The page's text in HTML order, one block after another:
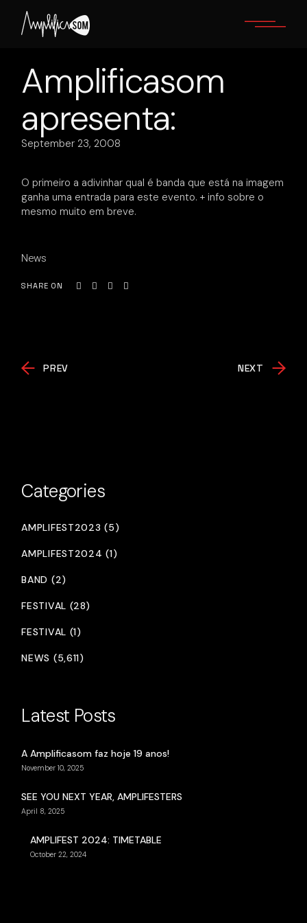
content
Amplificasom
apresenta:
September 23, 2008
O primeiro a adivinhar qual é banda que está na imagem
ganha uma entrada para este evento. + info sobre o
mesmo muito em breve.
News
SHARE ON
PREV NEXT
Categories
AMPLIFEST2023 (5)
AMPLIFEST2024 (1)
BAND (2)
FESTIVAL (28)
FESTIVAL (1)
NEWS (5,611)
Latest Posts
A Amplificasom faz hoje 19 anos!
November 10, 2025
SEE YOU NEXT YEAR, AMPLIFESTERS
April 8, 2025
AMPLIFEST 2024: TIMETABLE
October 22, 2024